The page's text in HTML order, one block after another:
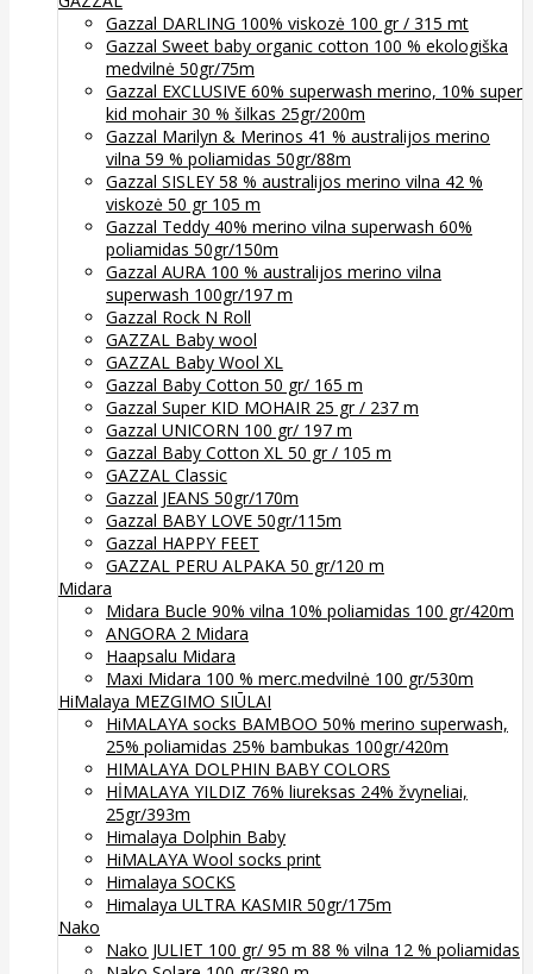
Gazzal DARLING 100% viskozė 100 gr / 315 mt
Gazzal Sweet baby organic cotton 100 % ekologiška
medvilnė 50gr/75m
Gazzal EXCLUSIVE 60% superwash merino, 10% super
kid mohair 30 % šilkas 25gr/200m
Gazzal Marilyn & Merinos 41 % australijos merino
vilna 59 % poliamidas 50gr/88m
Gazzal SISLEY 58 % australijos merino vilna 42 %
viskozė 50 gr 105 m
Gazzal Teddy 40% merino vilna superwash 60%
poliamidas 50gr/150m
Gazzal AURA 100 % australijos merino vilna
superwash 100gr/197 m
Gazzal Rock N Roll
GAZZAL Baby wool
GAZZAL Baby Wool XL
Gazzal Baby Cotton 50 gr/ 165 m
Gazzal Super KID MOHAIR 25 gr / 237 m
Gazzal UNICORN 100 gr/ 197 m
Gazzal Baby Cotton XL 50 gr / 105 m
GAZZAL Classic
Gazzal JEANS 50gr/170m
Gazzal BABY LOVE 50gr/115m
Gazzal HAPPY FEET
GAZZAL PERU ALPAKA 50 gr/120 m
Midara
Midara Bucle 90% vilna 10% poliamidas 100 gr/420m
ANGORA 2 Midara
Haapsalu Midara
Maxi Midara 100 % merc.medvilnė 100 gr/530m
HiMalaya MEZGIMO SIŪLAI
HiMALAYA socks BAMBOO 50% merino superwash,
25% poliamidas 25% bambukas 100gr/420m
HIMALAYA DOLPHIN BABY COLORS
HİMALAYA YILDIZ 76% liureksas 24% žvyneliai,
25gr/393m
Himalaya Dolphin Baby
HiMALAYA Wool socks print
Himalaya SOCKS
Himalaya ULTRA KASMIR 50gr/175m
Nako
Nako JULIET 100 gr/ 95 m 88 % vilna 12 % poliamidas